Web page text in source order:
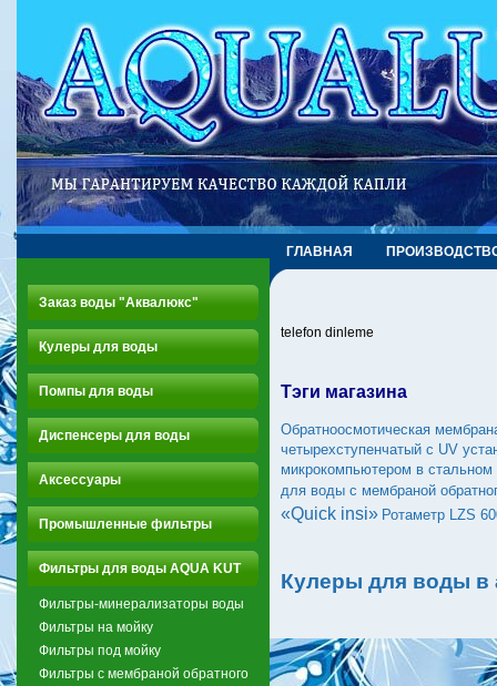
ГЛАВНАЯ
Заказ воды "Аквалюкс"
Кулеры для воды
Помпы для воды
Диспенсеры для воды
Аксессуары
Промышленные фильтры
Фильтры для воды AQUA KUT
Фильтры-минерализаторы воды
Фильтры на мойку
Фильтры под мойку
Фильтры с мембраной обратного
telefon dinleme
Тэги магазина
Обратноосмотическая
четырехступенчатый c UV
микрокомпьютером в стальном
для воды с мембраной
«Quick insi» Ротаметр LZS
Кулеры для воды в